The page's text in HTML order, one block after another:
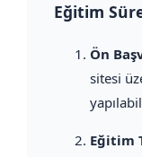
Eğitim
Ön
sitesi
Eğitim